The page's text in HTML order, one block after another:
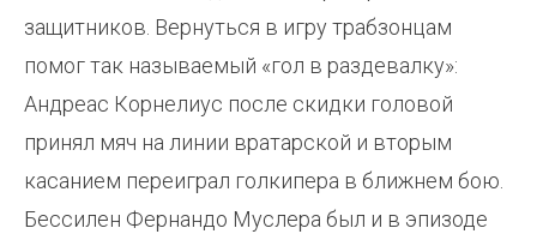
защитников. Вернуться в игру трабзонцам
помог так называемый «гол в раздевалку»:
Андреас Корнелиус после скидки головой
принял мяч на линии вратарской и вторым
касанием переиграл голкипера в ближнем бою.
Бессилен Фернандо Муслера был и в эпизоде